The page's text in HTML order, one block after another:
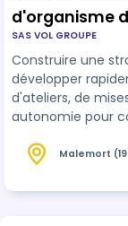
d'organisme
SAS VOL GROUPE
Construire une
développer
d'ateliers, de
autonomie pour
présentielMalemort